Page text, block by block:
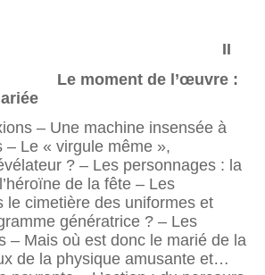
de l’œuvre :
– Une machine insensée à
– Le « virgule même »,
? – Les personnages : la
de la fête – Les
le cimetière des uniformes et
génératrice ? – Les
– Mais où est donc le marié de la
de la physique amusante et…